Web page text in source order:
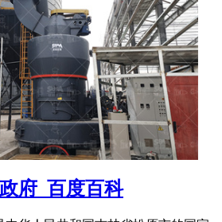
府_百度百科